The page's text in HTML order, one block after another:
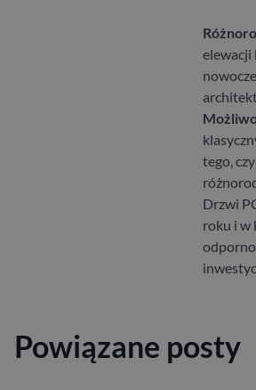
elewacji
tego,
Drzwi
roku i w
Powiązane posty